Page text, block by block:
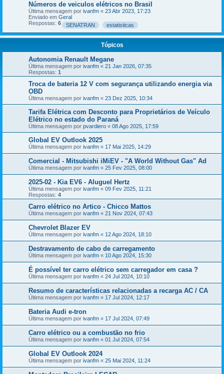
Números de veiculos elétricos no Brasil
Última mensagem por ivanfm « 23 Abr 2023, 17:23
Enviado em Geral
Respostas: 6 SENATRAN estatisticas
Tópicos
Autonomia Renault Megane
Última mensagem por ivanfm « 21 Jan 2026, 07:35
Respostas: 1
Troca de bateria 12 V com segurança utilizando energia via
OBD
Última mensagem por ivanfm « 23 Dez 2025, 10:34
Tarifa Elétrica com Desconto para Proprietários de Veículo
Elétrico no estado do Paraná
Última mensagem por pvardiero « 08 Ago 2025, 17:59
Global EV Outlook 2025
Última mensagem por ivanfm « 17 Mai 2025, 14:29
Comercial - Mitsubishi iMiEV - "A World Without Gas" Ad
Última mensagem por ivanfm « 25 Fev 2025, 08:00
2025-02 - Kia EV6 - Aluguel Hertz
Última mensagem por ivanfm « 09 Fev 2025, 11:21
Respostas: 4
Carro elétrico no Artico - Chicco Mattos
Última mensagem por ivanfm « 21 Nov 2024, 07:43
Chevrolet Blazer EV
Última mensagem por ivanfm « 12 Ago 2024, 18:10
Destravamento de cabo de carregamento
Última mensagem por ivanfm « 10 Ago 2024, 15:30
É possível ter carro elétrico sem carregador em casa ?
Última mensagem por ivanfm « 24 Jul 2024, 10:10
Resumo de características relacionadas a recarga AC / CA
Última mensagem por ivanfm « 17 Jul 2024, 12:17
Bateria Audi e-tron
Última mensagem por ivanfm « 17 Jul 2024, 07:49
Carro elétrico ou a combustão no frio
Última mensagem por ivanfm « 01 Jul 2024, 07:54
Global EV Outlook 2024
Última mensagem por ivanfm « 25 Mai 2024, 11:24